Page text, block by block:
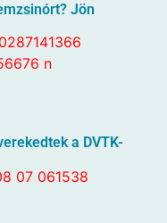
Jön
a DVTK-